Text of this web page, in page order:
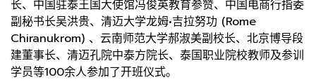
长、中国驻泰王国大使馆冯俊英教育参赞、中国电商行指委
副秘书长吴洪贵、清迈大学龙姆•吉拉努功 (Rome
Chiranukrom) 、云南师范大学郝淑美副校长、北京博导段
建董事长、清迈孔院中泰方院长、泰国职业院校教师及参训
学员等100余人参加了开班仪式。